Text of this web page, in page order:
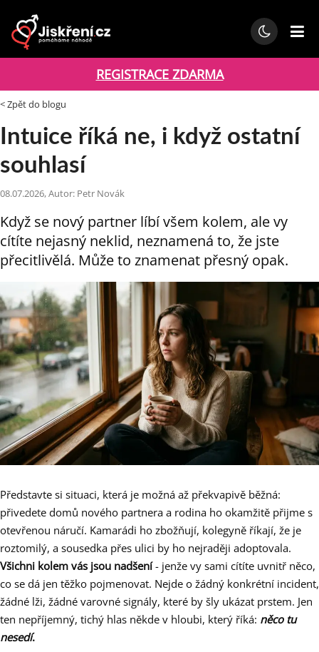
REGISTRACE ZDARMA
< Zpět do blogu
Intuice říká ne, i když ostatní
souhlasí
08.07.2026, Autor: Petr Novák
Když se nový partner líbí všem kolem, ale vy
cítíte nejasný neklid, neznamená to, že jste
přecitlivělá. Může to znamenat přesný opak.
Představte si situaci, která je možná až překvapivě běžná:
přivedete domů nového partnera a rodina ho okamžitě přijme s
otevřenou náručí. Kamarádi ho zbožňují, kolegyně říkají, že je
roztomilý, a sousedka přes ulici by ho nejraději adoptovala.
Všichni kolem vás jsou nadšení- jenže vy sami cítíte uvnitř něco,
co se dá jen těžko pojmenovat. Nejde o žádný konkrétní incident,
žádné lži, žádné varovné signály, které by šly ukázat prstem. Jen
ten nepříjemný, tichý hlas někde v hloubi, který říká: něco tu
nesedí.